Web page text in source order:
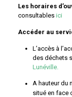
Les horaires
consultables ici
Accéder au
L’accès à
des déchets
Lunéville.
A hauteur du
situé en face